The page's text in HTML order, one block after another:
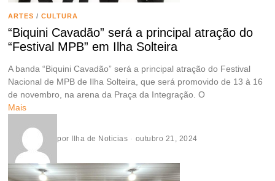
ARTES / CULTURA
“Biquini Cavadão” será a principal atração do
“Festival MPB” em Ilha Solteira
A banda “Biquini Cavadão” será a principal atração do Festival
Nacional de MPB de Ilha Solteira, que será promovido de 13 à 16
de novembro, na arena da Praça da Integração. O
Mais
por Ilha de Noticias outubro 21, 2024